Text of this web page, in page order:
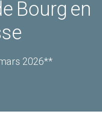
Bourg en
2026**